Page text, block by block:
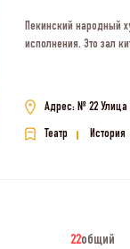
Пекинский народный
исполнения. Это зал
Адрес: № 22 Улица
Театр История
22общий